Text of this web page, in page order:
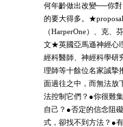
何年齡做出改變──你
的要大得多。
（HarperOne）、克
文★英國亞馬遜神經心
經科醫師、神經科學研
理師等十餘位名家誠摯
面過往之中，而無法放
法控制它們？●你很難
自己？●否定的信念阻
式，卻找不到方法？●